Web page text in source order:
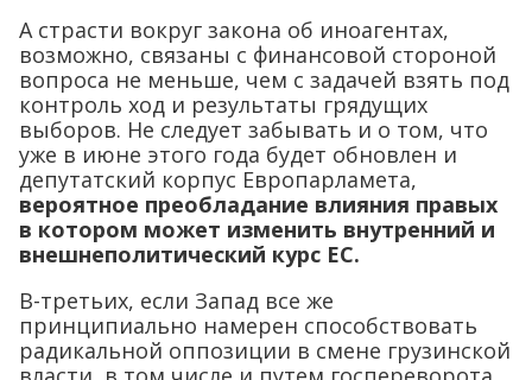
А страсти вокруг закона об иноагентах,
возможно, связаны с финансовой стороной
вопроса не меньше, чем с задачей взять под
контроль ход и результаты грядущих
выборов. Не следует забывать и о том, что
уже в июне этого года будет обновлен и
депутатский корпус Европарламета,
вероятное преобладание влияния правых
в котором может изменить внутренний и
внешнеполитический курс ЕС.
В-третьих, если Запад все же
принципиально намерен способствовать
радикальной оппозиции в смене грузинской